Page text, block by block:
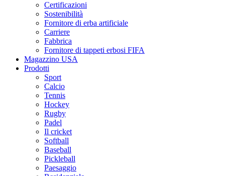
Certificazioni
Sostenibilità
Fornitore di erba artificiale
Carriere
Fabbrica
Fornitore di tappeti erbosi FIFA
Magazzino USA
Prodotti
Sport
Calcio
Tennis
Hockey
Rugby
Padel
Il cricket
Softball
Baseball
Pickleball
Paesaggio